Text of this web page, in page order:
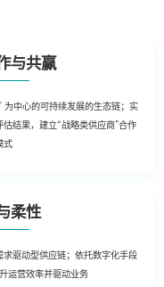
与共赢
为中心的可持续发展的生态链；实
结果，建立“战略类供应商”合作
式
柔性
驱动型供应链；依托数字化手段
运营效率并驱动业务